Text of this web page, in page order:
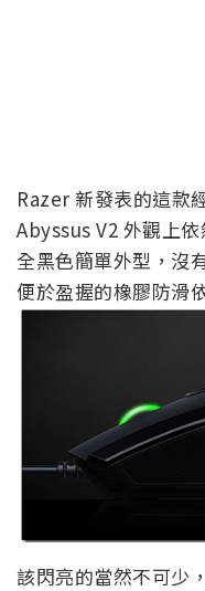
Razer 新發表的這款
Abyssus V2 外觀上
全黑色簡單外型，沒
便於盈握的橡膠防滑
該閃亮的當然不可少